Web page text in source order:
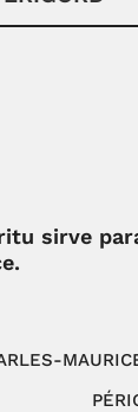
sirve